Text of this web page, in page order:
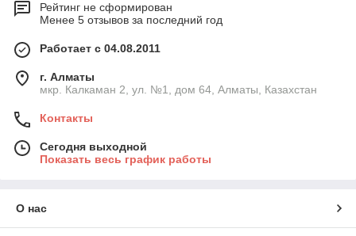
Рейтинг не сформирован
Менее 5 отзывов за последний год
Работает с 04.08.2011
г. Алматы
мкр. Калкаман 2, ул. №1, дом 64, Алматы, Казахстан
Контакты
Сегодня выходной
Показать весь график работы
О нас